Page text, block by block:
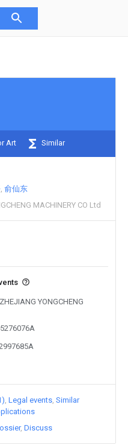
Art Similar
俞仙东
MACHINERY CO Ltd
YONGCHENG
Legal events Similar
Discuss